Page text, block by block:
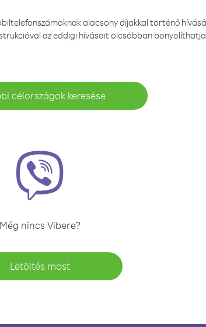
alacsony díjakkal történő
az eddigi hívásait olcsóbban
célországok keresése
Még nincs Vibere?
Letöltés most